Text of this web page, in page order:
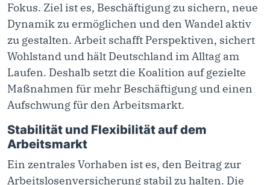
Fokus. Ziel ist es, Beschäftigung zu sichern, neue
Dynamik zu ermöglichen und den Wandel aktiv
zu gestalten. Arbeit schafft Perspektiven, sichert
Wohlstand und hält Deutschland im Alltag am
Laufen. Deshalb setzt die Koalition auf gezielte
Maßnahmen für mehr Beschäftigung und einen
Aufschwung für den Arbeitsmarkt.
Stabilität und Flexibilität auf dem
Arbeitsmarkt
Ein zentrales Vorhaben ist es, den Beitrag zur
Arbeitslosenversicherung stabil zu halten. Die